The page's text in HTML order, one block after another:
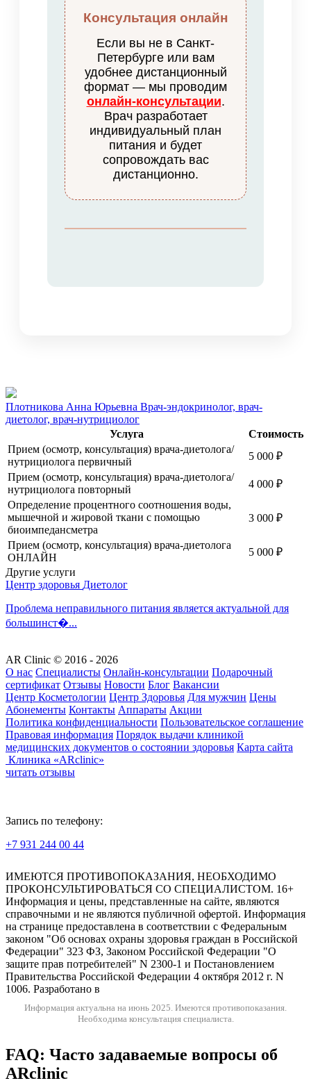
Консультация онлайн
Если вы не в Санкт-
Петербурге или вам
удобнее дистанционный
формат — мы проводим
онлайн-консультации.
Врач разработает
индивидуальный план
питания и будет
сопровождать вас
дистанционно.
Плотникова Анна Юрьевна Врач-эндокринолог, врач-
диетолог, врач-нутрициолог
Услуга
Стоимость
Прием (осмотр, консультация) врача-диетолога/
нутрициолога первичный
5 000 ₽
Прием (осмотр, консультация) врача-диетолога/
нутрициолога повторный
4 000 ₽
Определение процентного соотношения воды,
мышечной и жировой ткани с помощью
биоимпедансметра
3 000 ₽
Прием (осмотр, консультация) врача-диетолога
ОНЛАЙН
5 000 ₽
Другие услуги
Центр здоровья Диетолог
Проблема неправильного питания является актуальной для
большинст�...
AR Clinic © 2016 - 2026
О нас Специалисты Онлайн-консультации Подарочный
сертификат Отзывы Новости Блог Вакансии
Центр Косметологии Центр Здоровья Для мужчин Цены
Абонементы Контакты Аппараты Акции
Политика конфиденциальности Пользовательское соглашение
Правовая информация Порядок выдачи клиникой
медицинских документов о состоянии здоровья Карта сайта
Клиника «ARclinic»
читать отзывы
Запись по телефону:
+7 931 244 00 44
ИМЕЮТСЯ ПРОТИВОПОКАЗАНИЯ, НЕОБХОДИМО
ПРОКОНСУЛЬТИРОВАТЬСЯ СО СПЕЦИАЛИСТОМ. 16+
Информация и цены, представленные на сайте, являются
справочными и не являются публичной офертой. Информация
на странице предоставлена в соответствии с Федеральным
законом "Об основах охраны здоровья граждан в Российской
Федерации" 323 ФЗ, Законом Российской Федерации "О
защите прав потребителей" N 2300-1 и Постановлением
Правительства Российской Федерации 4 октября 2012 г. N
1006. Разработано в
Информация актуальна на июнь 2025. Имеются противопоказания.
Необходима консультация специалиста.
FAQ: Часто задаваемые вопросы об
ARclinic